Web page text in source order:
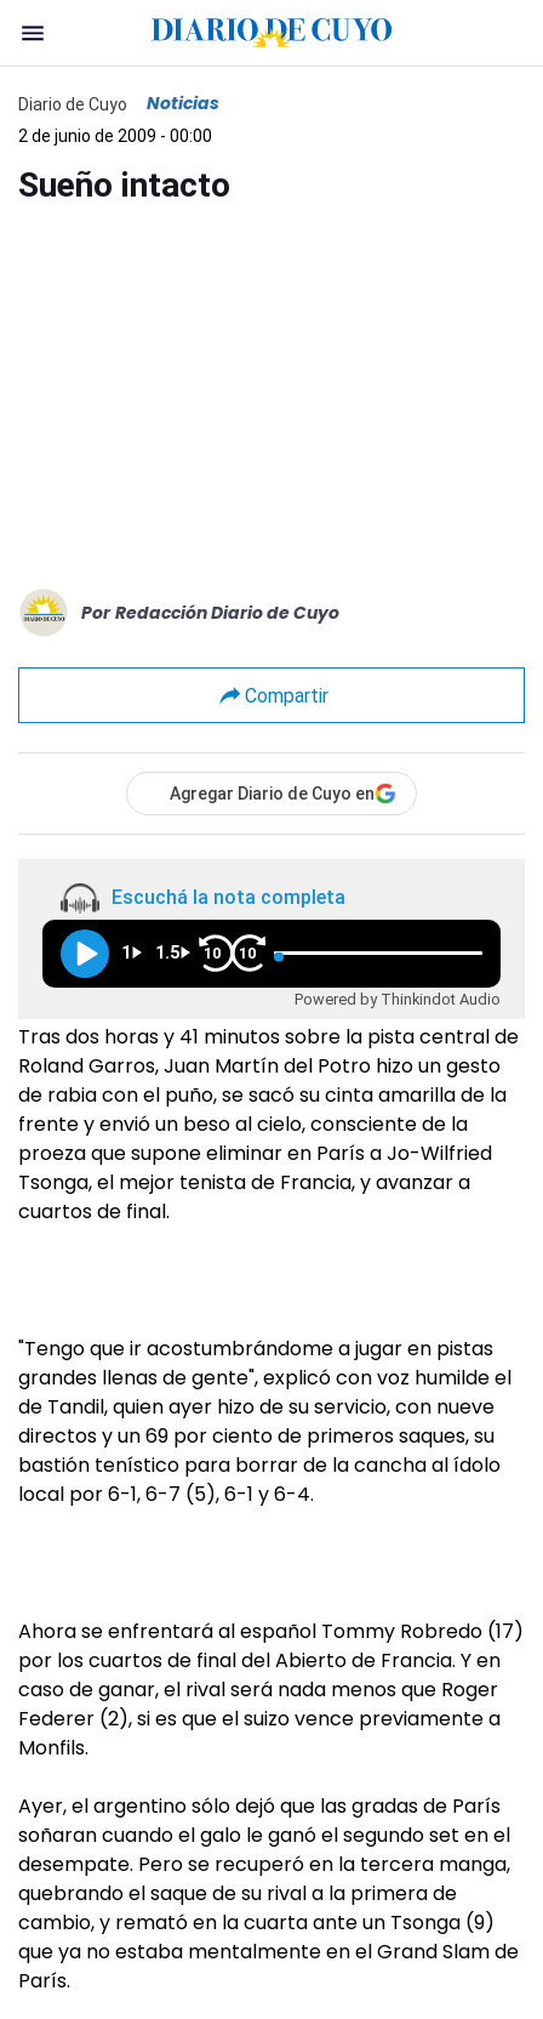
Diario de Cuyo Noticias
2 de junio de 2009 - 00:00
Sueño intacto
Por Redacción Diario de Cuyo
Compartir
Agregar Diario de Cuyo en
Escuchá la nota completa
1 1.5 10 10
Powered by Thinkindot Audio
Tras dos horas y 41 minutos sobre la pista central de
Roland Garros, Juan Martín del Potro hizo un gesto
de rabia con el puño, se sacó su cinta amarilla de la
frente y envió un beso al cielo, consciente de la
proeza que supone eliminar en París a Jo-Wilfried
Tsonga, el mejor tenista de Francia, y avanzar a
cuartos de final.
"Tengo que ir acostumbrándome a jugar en pistas
grandes llenas de gente", explicó con voz humilde el
de Tandil, quien ayer hizo de su servicio, con nueve
directos y un 69 por ciento de primeros saques, su
bastión tenístico para borrar de la cancha al ídolo
local por 6-1, 6-7 (5), 6-1 y 6-4.
Ahora se enfrentará al español Tommy Robredo (17)
por los cuartos de final del Abierto de Francia. Y en
caso de ganar, el rival será nada menos que Roger
Federer (2), si es que el suizo vence previamente a
Monfils.
Ayer, el argentino sólo dejó que las gradas de París
soñaran cuando el galo le ganó el segundo set en el
desempate. Pero se recuperó en la tercera manga,
quebrando el saque de su rival a la primera de
cambio, y remató en la cuarta ante un Tsonga (9)
que ya no estaba mentalmente en el Grand Slam de
París.